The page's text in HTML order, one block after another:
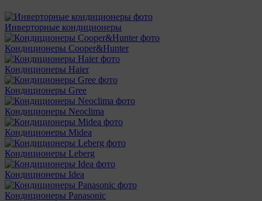
Инверторные кондиционеры
Кондиционеры Cooper&Hunter
Кондиционеры Haier
Кондиционеры Gree
Кондиционеры Neoclima
Кондиционеры Midea
Кондиционеры Leberg
Кондиционеры Idea
Кондиционеры Panasonic